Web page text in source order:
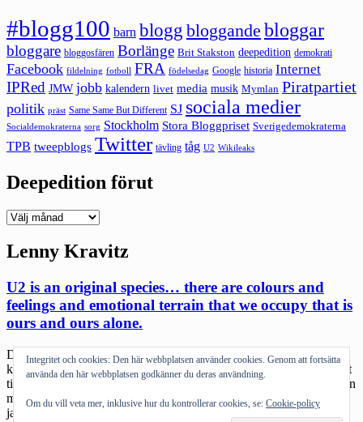
#blogg100 barn blogg bloggande bloggar
bloggare bloggosfären Borlänge Brit Stakston deepedition demokrati
Facebook fildelning fotboll FRA födelsedag Google historia Internet
IPRed JMW jobb kalendern livet media musik Mymlan Piratpartiet
politik präst Same Same But Different SJ sociala medier
Socialdemokraterna sorg Stockholm Stora Bloggpriset Sverigedemokraterna
TPB tweepblogs Twitter tävling tåg U2 Wikileaks
Deepedition förut
Deepedition
Lenny Kravitz
U2 is an original species… there are colours and
feelings and emotional terrain that we occupy that is
ours and ours alone.
Den här postningen är på något jävla sätt tillägnad den enda jag
känner som är lika galet kär i U2 som jag: Josh. Jag har äntligen fått
tid att verkligen lyssna genom ”No line on the horizon” (här finns en
massa postningar som är taggade med U2). Jag kan lugnt säga att
jag kommer att […]
Integritet och cookies: Den här webbplatsen använder cookies. Genom att fortsätta
använda den här webbplatsen godkänner du deras användning.
Om du vill veta mer, inklusive hur du kontrollerar cookies, se: Cookie-policy